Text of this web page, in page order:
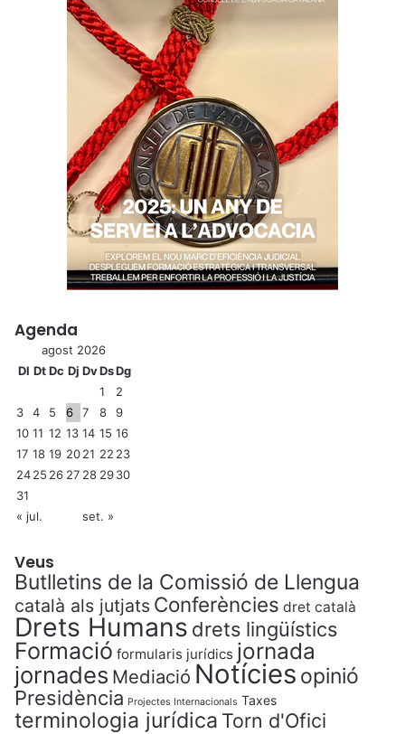
Agenda
agost 2026
Dl DtDc Dj DvDsDg
1
2
3
4 5 6 7 8
9
10 11 12 13 14 15 16
17 18 19 2021 22 23
2425 26 27 28 2930
31
« jul.
set. »
Veus
Butlletins de la Comissió de Llengua
català als jutjats Conferències dret català
Drets Humans drets lingüístics
Formació formularis jurídics jornada
jornades Mediació Notícies opinió
Presidència Projectes Internacionals Taxes
terminologia jurídica Torn d'Ofici